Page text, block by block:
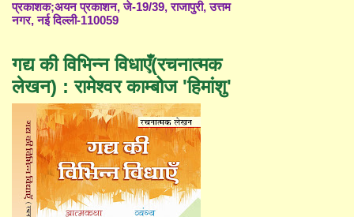
प्रकाशक;अयन प्रकाशन, जे-19/39, राजापुरी, उत्तम
नगर, नई दिल्ली-110059
गद्य की विभिन्न विधाएँ(रचनात्मक
लेखन) : रामेश्वर काम्बोज 'हिमांशु'